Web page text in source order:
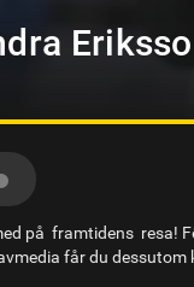
på framtidens resa!
får du